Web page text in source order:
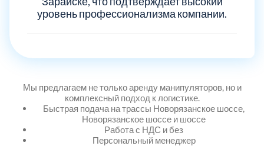
уровень профессионализма компании.
Мы предлагаем не только аренду манипуляторов, но и
комплексный подход к логистике.
Быстрая подача на трассы Новорязанское шоссе,
Новорязанское шоссе и шоссе
Работа с НДС и без
Персональный менеджер
Долгопрудный
Домодедовский